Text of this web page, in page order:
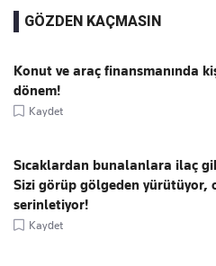
GÖZDEN KAÇMASIN
Konut ve araç finansmanında
dönem!
Kaydet
Sıcaklardan bunalanlara ilaç
Sizi görüp gölgeden yürütüyor,
serinletiyor!
Kaydet